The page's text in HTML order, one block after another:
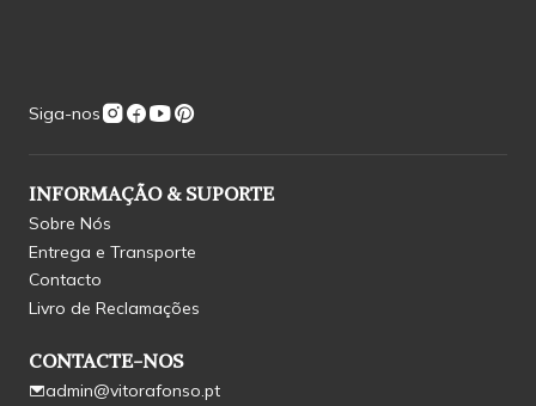
Siga-nos
INFORMAÇÃO & SUPORTE
Sobre Nós
Entrega e Transporte
Contacto
Livro de Reclamações
CONTACTE-NOS
admin@vitorafonso.pt